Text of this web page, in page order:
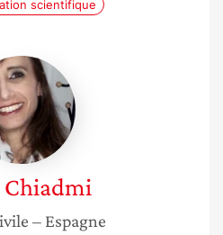
scientifique
Laila
Chiadmi
Chiadmi
– Espagne